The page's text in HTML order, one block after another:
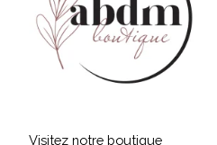
Visitez notre boutique